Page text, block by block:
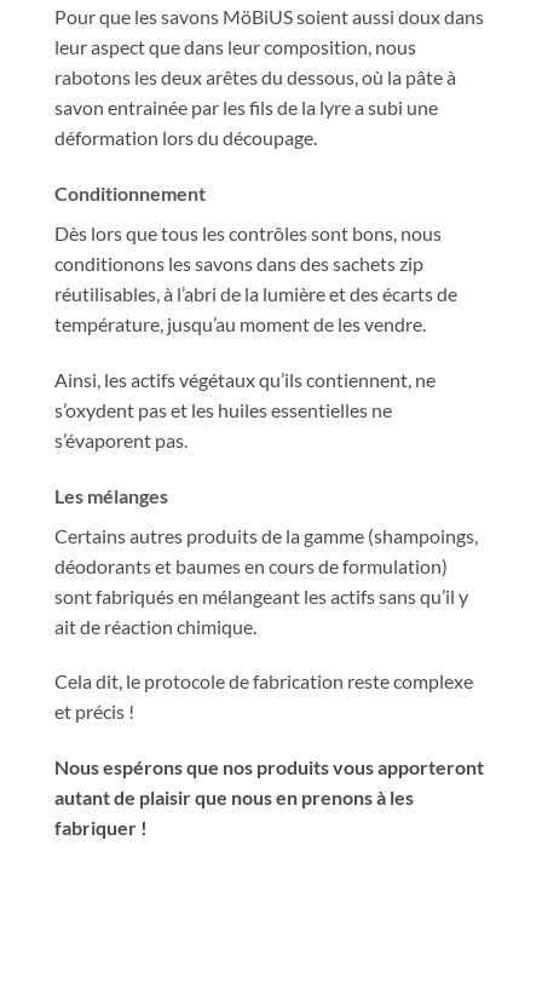
Pour que les savons MöBiUS soient aussi doux dans
leur aspect que dans leur composition, nous
rabotons les deux arêtes du dessous, où la pâte à
savon entrainée par les fils de la lyre a subi une
déformation lors du découpage.
Conditionnement
Dès lors que tous les contrôles sont bons, nous
conditionons les savons dans des sachets zip
réutilisables, à l’abri de la lumière et des écarts de
température, jusqu’au moment de les vendre.
Ainsi, les actifs végétaux qu’ils contiennent, ne
s’oxydent pas et les huiles essentielles ne
s’évaporent pas.
Les mélanges
Certains autres produits de la gamme (shampoings,
déodorants et baumes en cours de formulation)
sont fabriqués en mélangeant les actifs sans qu’il y
ait de réaction chimique.
Cela dit, le protocole de fabrication reste complexe
et précis !
Nous espérons que nos produits vous apporteront
autant de plaisir que nous en prenons à les
fabriquer !